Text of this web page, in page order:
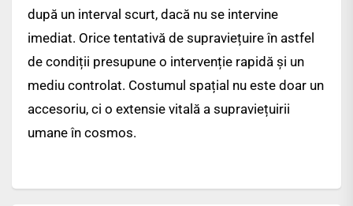
după un interval scurt, dacă nu se intervine
imediat. Orice tentativă de supraviețuire în astfel
de condiții presupune o intervenție rapidă și un
mediu controlat. Costumul spațial nu este doar un
accesoriu, ci o extensie vitală a supraviețuirii
umane în cosmos.